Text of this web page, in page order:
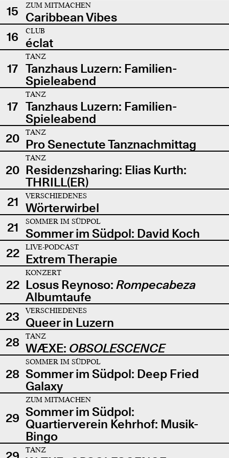
15
ZUM MITMACHEN
Caribbean Vibes
16
CLUB
éclat
17
TANZ
Tanzhaus Luzern: Familien-
Spieleabend
17
TANZ
Tanzhaus Luzern: Familien-
Spieleabend
20
TANZ
Pro Senectute Tanznachmittag
20
TANZ
Residenzsharing: Elias Kurth:
THRILL(ER)
21
VERSCHIEDENES
Wörterwirbel
21
SOMMER IM SÜDPOL
Sommer im Südpol: David Koch
22
LIVE-PODCAST
Extrem Therapie
22
KONZERT
Losus Reynoso: Rompecabeza
Albumtaufe
23
VERSCHIEDENES
Queer in Luzern
28
TANZ
WÆXE: OBSOLESCENCE
28
SOMMER IM SÜDPOL
Sommer im Südpol: Deep Fried
Galaxy
29
ZUM MITMACHEN
Sommer im Südpol:
Quartierverein Kehrhof: Musik-
Bingo
TANZ